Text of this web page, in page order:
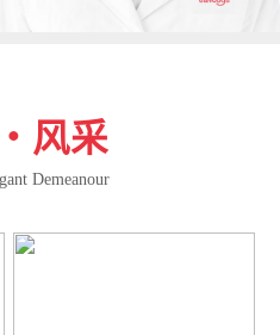
风采
Demeanour